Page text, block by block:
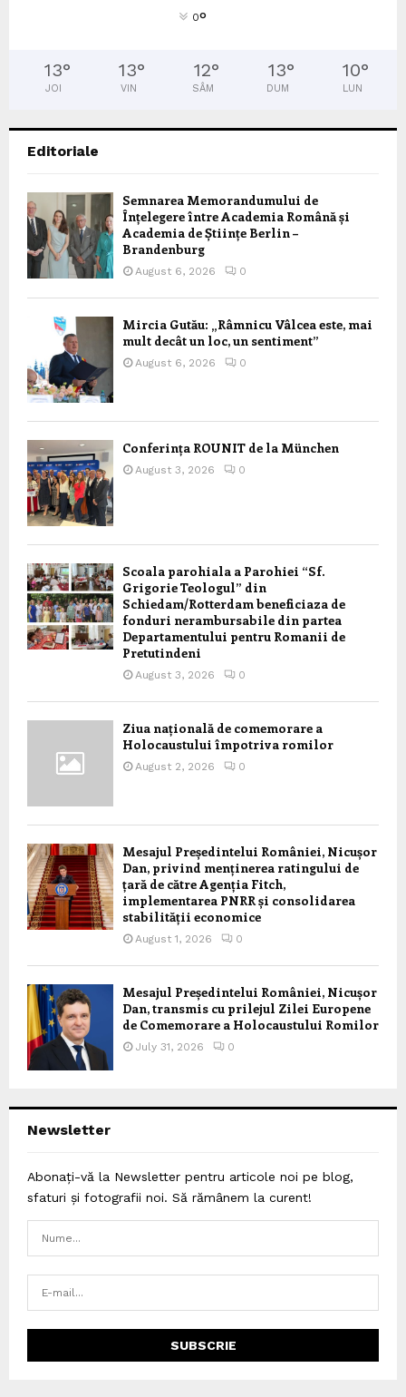
0°
13°
JOI
13°
VIN
12°
SÂM
13°
DUM
10°
LUN
Editoriale
Semnarea Memorandumului de
Înțelegere între Academia Română și
Academia de Științe Berlin –
Brandenburg
August 6, 2026 0
Mircia Gutău: „Râmnicu Vâlcea este, mai
mult decât un loc, un sentiment”
August 6, 2026 0
Conferința ROUNIT de la München
August 3, 2026 0
Scoala parohiala a Parohiei “Sf.
Grigorie Teologul” din
Schiedam/Rotterdam beneficiaza de
fonduri nerambursabile din partea
Departamentului pentru Romanii de
Pretutindeni
August 3, 2026 0
Ziua națională de comemorare a
Holocaustului împotriva romilor
August 2, 2026 0
Mesajul Președintelui României, Nicușor
Dan, privind menținerea ratingului de
țară de către Agenția Fitch,
implementarea PNRR și consolidarea
stabilității economice
August 1, 2026 0
Mesajul Președintelui României, Nicușor
Dan, transmis cu prilejul Zilei Europene
de Comemorare a Holocaustului Romilor
July 31, 2026 0
Newsletter
Abonați-vă la Newsletter pentru articole noi pe blog,
sfaturi și fotografii noi. Să rămânem la curent!